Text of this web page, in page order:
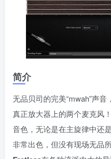
简介
无品贝司的完美“mwah”声
真正放大器上的两个麦克风
音色，无论是在主旋律中还
非常出色，但没有现场无品